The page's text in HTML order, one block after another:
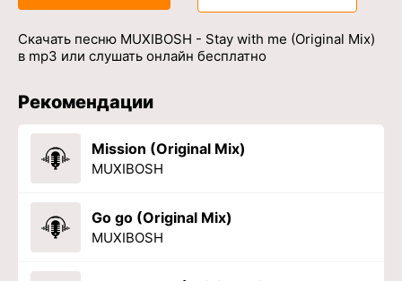
Скачать песню MUXIBOSH - Stay with me (Original Mix)
в mp3 или слушать онлайн бесплатно
Рекомендации
Mission (Original Mix)
MUXIBOSH
Go go (Original Mix)
MUXIBOSH